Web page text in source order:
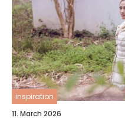
inspiration
11. March 2026